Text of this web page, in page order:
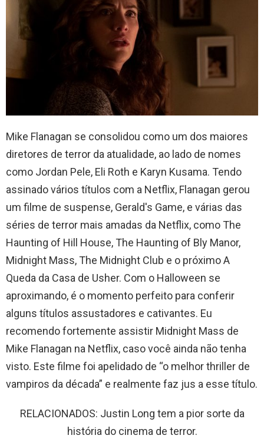
Mike Flanagan se consolidou como um dos maiores
diretores de terror da atualidade, ao lado de nomes
como Jordan Pele, Eli Roth e Karyn Kusama. Tendo
assinado vários títulos com a Netflix, Flanagan gerou
um filme de suspense, Gerald's Game, e várias das
séries de terror mais amadas da Netflix, como The
Haunting of Hill House, The Haunting of Bly Manor,
Midnight Mass, The Midnight Club e o próximo A
Queda da Casa de Usher. Com o Halloween se
aproximando, é o momento perfeito para conferir
alguns títulos assustadores e cativantes. Eu
recomendo fortemente assistir Midnight Mass de
Mike Flanagan na Netflix, caso você ainda não tenha
visto. Este filme foi apelidado de “o melhor thriller de
vampiros da década” e realmente faz jus a esse título.
RELACIONADOS: Justin Long tem a pior sorte da
história do cinema de terror.